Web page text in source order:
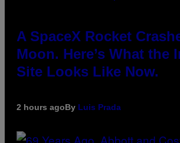
A SpaceX Rocket
Moon. Here’s What the
Site Looks Like Now.
2 hours agoBy Luis Prada